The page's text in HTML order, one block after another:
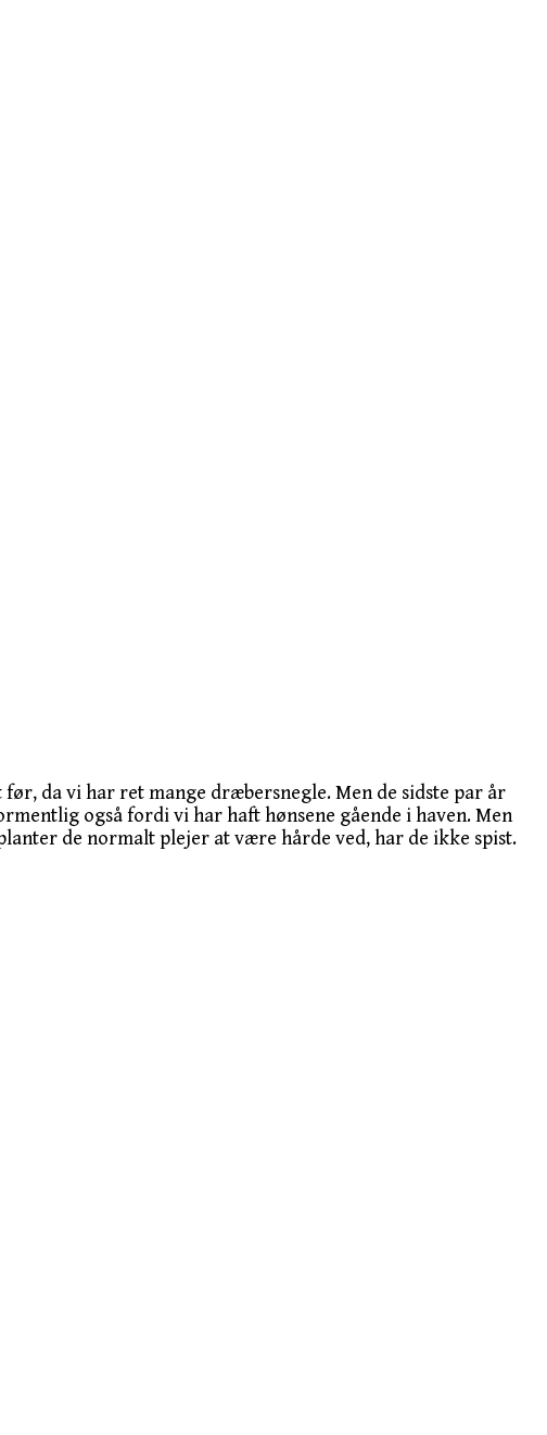
da vi har ret mange dræbersnegle. Men de sidste par år
også fordi vi har haft hønsene gående i haven. Men
de normalt plejer at være hårde ved, har de ikke spist.